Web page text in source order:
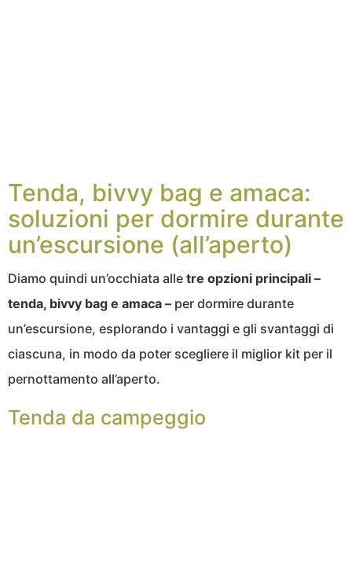
Tenda, bivvy bag e amaca:
soluzioni per dormire durante
un’escursione (all’aperto)
Diamo quindi un’occhiata alle tre opzioni principali –
tenda, bivvy bag e amaca – per dormire durante
un’escursione, esplorando i vantaggi e gli svantaggi di
ciascuna, in modo da poter scegliere il miglior kit per il
pernottamento all’aperto.
Tenda da campeggio